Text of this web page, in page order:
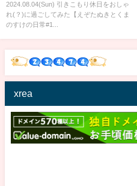
ップル】【Vlog】
2024.08.04(Sun) 引きこもり休日をおしゃ
れ(？)に過ごしてみた【えぞたぬきとくま
のすけの日常#1...
xrea